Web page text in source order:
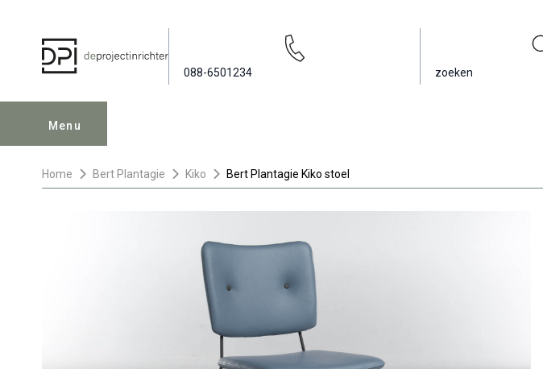
088-6501234 zoeken
Menu
Home Bert Plantagie Kiko Bert Plantagie Kiko stoel